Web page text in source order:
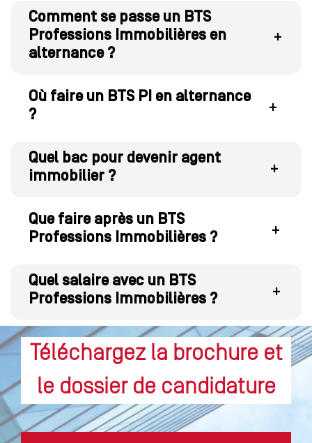
Comment se passe un BTS
Professions Immobilières en
alternance ?
+
Où faire un BTS PI en alternance
?
+
Quel bac pour devenir agent
immobilier ?
+
Que faire après un BTS
Professions Immobilières ?
+
Quel salaire avec un BTS
Professions Immobilières ?
+
Téléchargez la brochure et
le dossier de candidature